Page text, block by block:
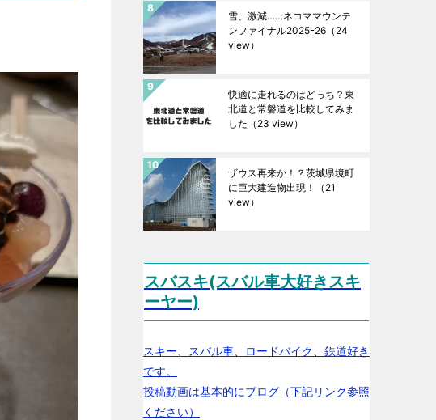
雪、激減……ネコママウンテ
ンファイナル2025ｰ26 （24
view）
快適に走れるのはどっち？東
北道と常磐道を比較してみま
した （23 view）
ザウス再来か！？茨城県境町
に巨大建造物出現！
（21
view）
スバスキ(スバル車大好きスキ
ーヤー)
スキー、スバル車、ロードバイク、鉄道好き
です。
投稿動画は基本的にブログ（下記リンク参照
ください）